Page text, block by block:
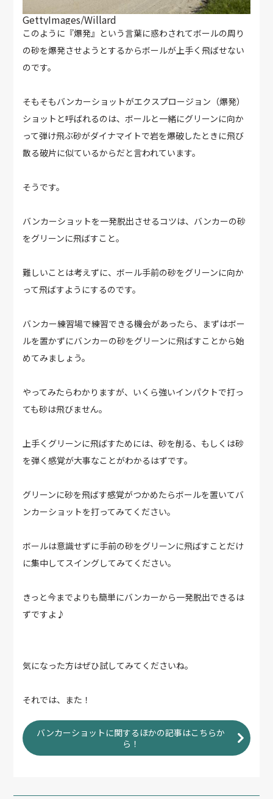
GettyImages/Willard
このように『爆発』という言葉に惑わされてボールの周り
の砂を爆発させようとするからボールが上手く飛ばせない
のです。
そもそもバンカーショットがエクスプロージョン（爆発）
ショットと呼ばれるのは、ボールと一緒にグリーンに向か
って弾け飛ぶ砂がダイナマイトで岩を爆破したときに飛び
散る破片に似ているからだと言われています。
そうです。
バンカーショットを一発脱出させるコツは、バンカーの砂
をグリーンに飛ばすこと。
難しいことは考えずに、ボール手前の砂をグリーンに向か
って飛ばすようにするのです。
バンカー練習場で練習できる機会があったら、まずはボー
ルを置かずにバンカーの砂をグリーンに飛ばすことから始
めてみましょう。
やってみたらわかりますが、いくら強いインパクトで打っ
ても砂は飛びません。
上手くグリーンに飛ばすためには、砂を削る、もしくは砂
を弾く感覚が大事なことがわかるはずです。
グリーンに砂を飛ばす感覚がつかめたらボールを置いてバ
ンカーショットを打ってみてください。
ボールは意識せずに手前の砂をグリーンに飛ばすことだけ
に集中してスイングしてみてください。
きっと今までよりも簡単にバンカーから一発脱出できるは
ずですよ♪
気になった方はぜひ試してみてくださいね。
それでは、また！
バンカーショットに関するほかの記事はこちらか
ら！